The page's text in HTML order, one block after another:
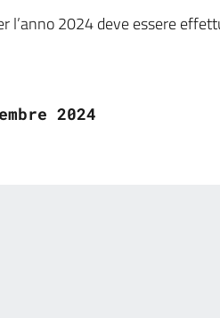
della
l’anno 2024 deve essere
2024